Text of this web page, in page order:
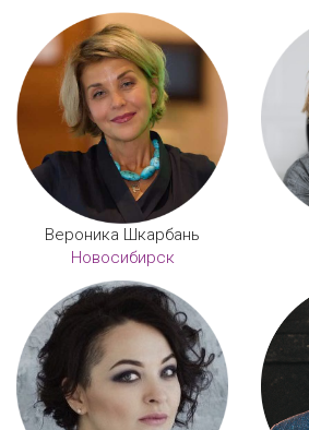
Вероника Шкарбань
Новосибирск